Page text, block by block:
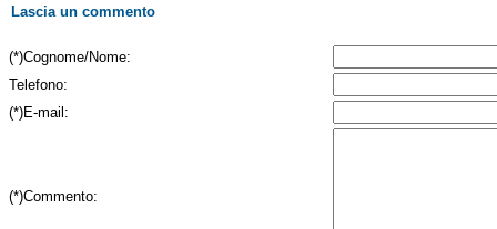
Lascia un commento
(*)Cognome/Nome:
Telefono:
(*)E-mail:
(*)Commento: